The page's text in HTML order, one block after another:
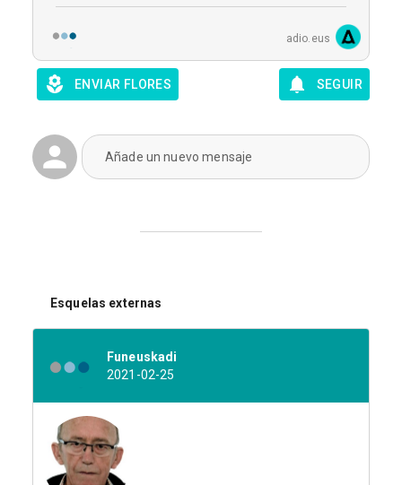
adio.eus
ENVIAR FLORES SEGUIR
Añade un nuevo mensaje
Esquelas externas
Funeuskadi
2021-02-25